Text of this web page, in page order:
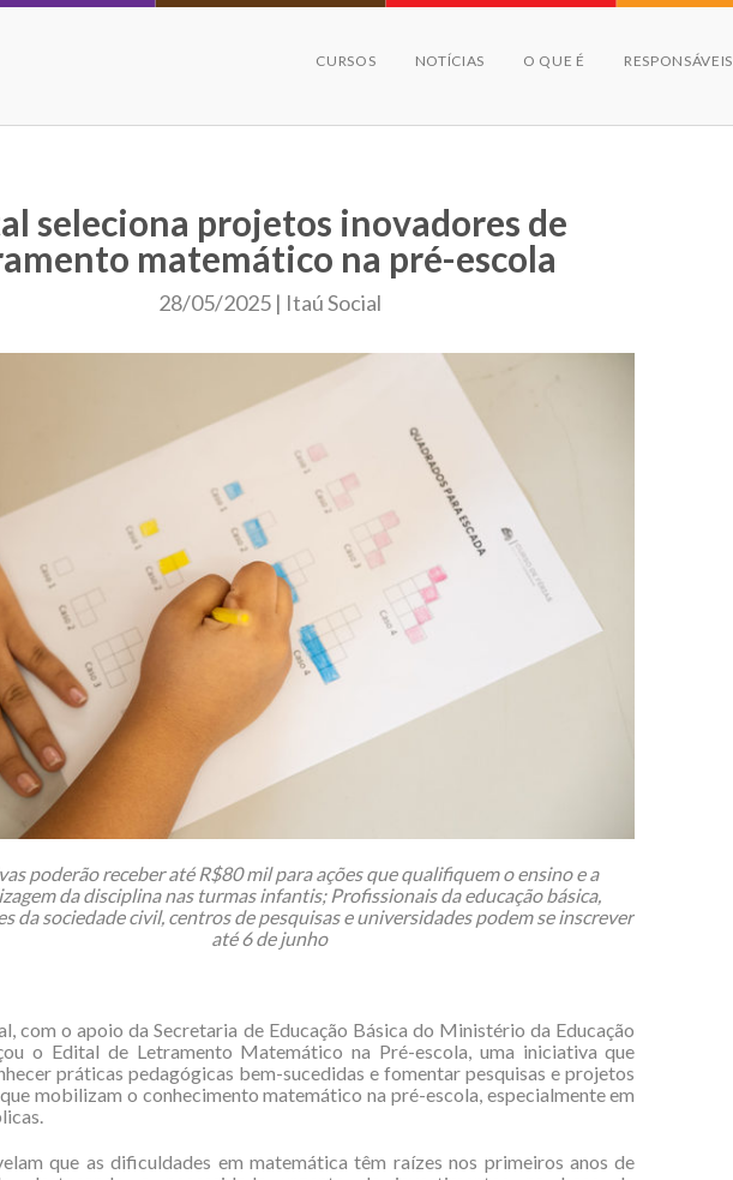
CURSOS NOTÍCIAS O QUE É RESPONSÁVEIS
seleciona projetos inovadores de
matemático na pré-escola
28/05/2025 | Itaú Social
poderão receber até R$80 mil para ações que qualifiquem o ensino e a
da disciplina nas turmas infantis; Profissionais da educação básica,
da sociedade civil, centros de pesquisas e universidades podem se inscrever
até 6 de junho
com o apoio da Secretaria de Educação Básica do Ministério da Educação
o Edital de Letramento Matemático na Pré-escola, uma iniciativa que
práticas pedagógicas bem-sucedidas e fomentar pesquisas e projetos
mobilizam o conhecimento matemático na pré-escola, especialmente em
que as dificuldades em matemática têm raízes nos primeiros anos de